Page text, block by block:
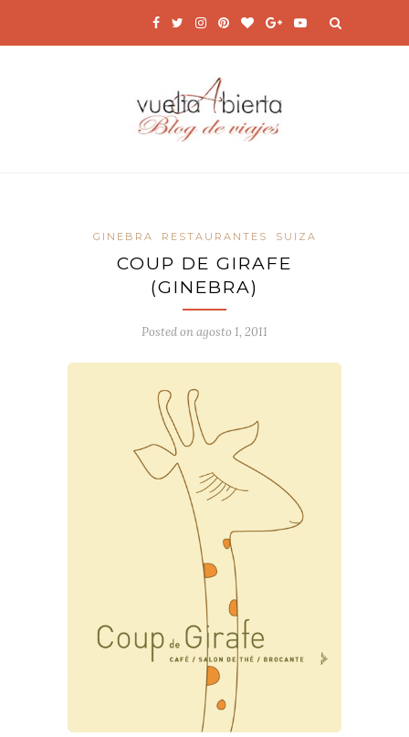
GINEBRA RESTAURANTES SUIZA
COUP DE GIRAFE
(GINEBRA)
Posted onagosto 1, 2011